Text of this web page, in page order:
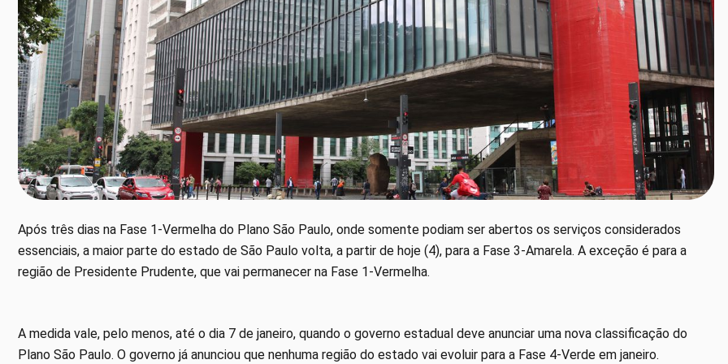
Após três dias na Fase 1-Vermelha do Plano São Paulo, onde somente podiam ser abertos os serviços considerados
essenciais, a maior parte do estado de São Paulo volta, a partir de hoje (4), para a Fase 3-Amarela. A exceção é para a
região de Presidente Prudente, que vai permanecer na Fase 1-Vermelha.
A medida vale, pelo menos, até o dia 7 de janeiro, quando o governo estadual deve anunciar uma nova classificação do
Plano São Paulo. O governo já anunciou que nenhuma região do estado vai evoluir para a Fase 4-Verde em janeiro.